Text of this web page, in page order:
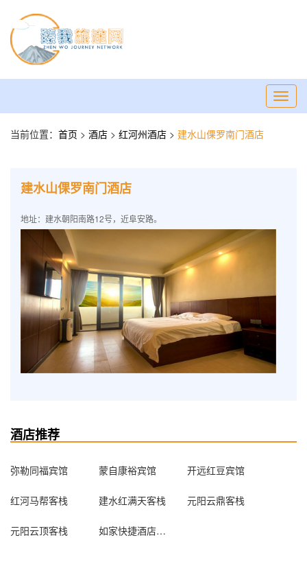
当前位置： 首页 > 酒店 > 红河州酒店 > 建水山倮罗南门酒店
建水山倮罗南门酒店
地址：建水朝阳南路12号，近阜安路。
酒店推荐
弥勒同福宾馆 蒙自康裕宾馆 开远红豆宾馆
红河马帮客栈 建水红满天客栈 元阳云鼎客栈
元阳云顶客栈 如家快捷酒店（建水古城迎恩路店）